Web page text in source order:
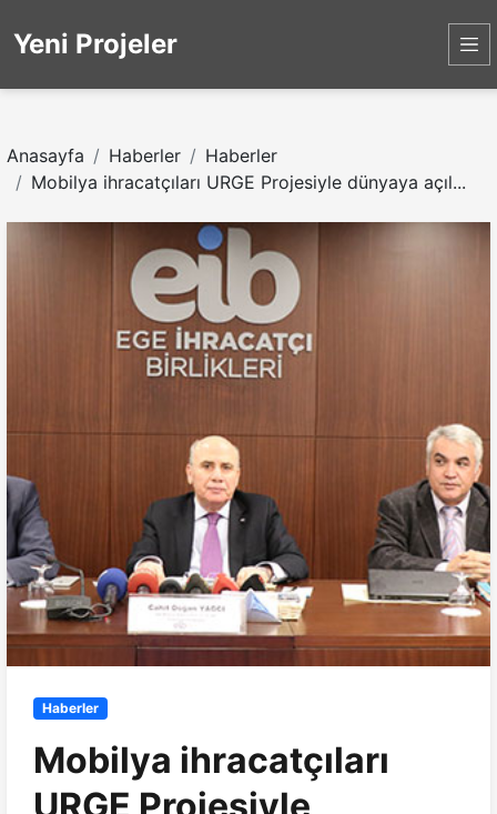
Yeni Projeler
Anasayfa Haberler
Haberler
Mobilya ihracatçıları URGE Projesiyle dünyaya açıl...
Haberler
Mobilya ihracatçıları